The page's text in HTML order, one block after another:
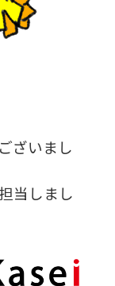
ざいまし
当しまし